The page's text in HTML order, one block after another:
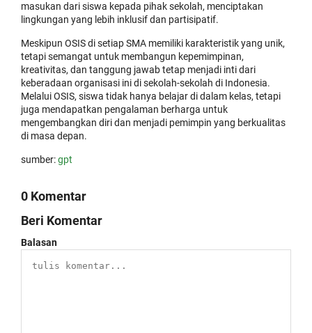
masukan dari siswa kepada pihak sekolah, menciptakan
lingkungan yang lebih inklusif dan partisipatif.
Meskipun OSIS di setiap SMA memiliki karakteristik yang unik,
tetapi semangat untuk membangun kepemimpinan,
kreativitas, dan tanggung jawab tetap menjadi inti dari
keberadaan organisasi ini di sekolah-sekolah di Indonesia.
Melalui OSIS, siswa tidak hanya belajar di dalam kelas, tetapi
juga mendapatkan pengalaman berharga untuk
mengembangkan diri dan menjadi pemimpin yang berkualitas
di masa depan.
sumber:gpt
0 Komentar
Beri Komentar
Balasan